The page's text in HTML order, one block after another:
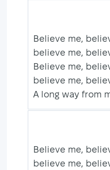
Believe me,
believe me,
Believe me,
believe me,
A long way from
Believe me,
believe me,